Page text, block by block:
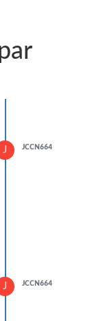
J JCCN664
J JCCN664